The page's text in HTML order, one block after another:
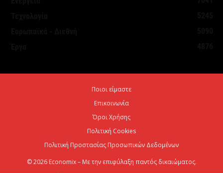
Ποιοι είμαστε
Επικοινωνία
Όροι Χρήσης
Πολιτική Cookies
Πολιτική Προστασίας Προσωπικών Δεδομένων
© 2026 Economix – Με την επιφύλαξη παντός δικαιώματος.